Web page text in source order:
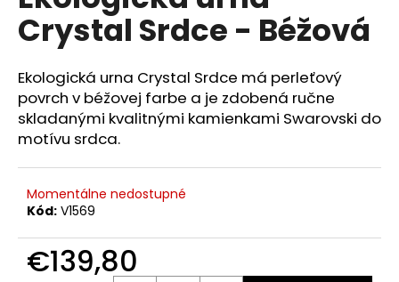
0,0
z
hviezdičiek.
Crystal Srdce - Béžová
Ekologická urna Crystal Srdce má perleťový
povrch v béžovej farbe a je zdobená ručne
skladanými kvalitnými kamienkami Swarovski do
motívu srdca.
Momentálne nedostupné
Kód: V1569
€139,80
á
j
s
ť
?
HĽADAŤ